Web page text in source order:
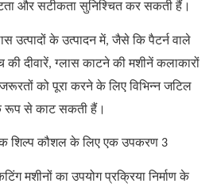
और सटीकता सुनिश्चित कर सकती हैं।
उत्पादों के उत्पादन में, जैसे कि पैटर्न वाले
दीवारें, ग्लास काटने की मशीनें कलाकारों
को पूरा करने के लिए विभिन्न जटिल
रूप से काट सकती हैं।
मशीनों का उपयोग प्रक्रिया निर्माण के